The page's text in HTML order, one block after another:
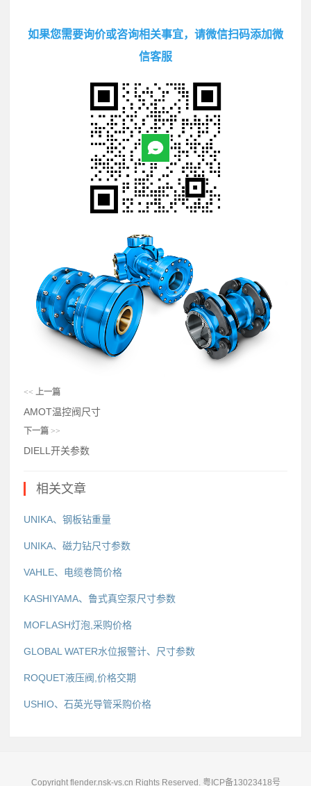
如果您需要询价或咨询相关事宜，请微信扫码添加微
信客服
<< 上一篇
AMOT温控阀尺寸
下一篇 >>
DIELL开关参数
相关文章
UNIKA、钢板钻重量
UNIKA、磁力钻尺寸参数
VAHLE、电缆卷筒价格
KASHIYAMA、鲁式真空泵尺寸参数
MOFLASH灯泡,采购价格
GLOBAL WATER水位报警计、尺寸参数
ROQUET液压阀,价格交期
USHIO、石英光导管采购价格
Copyright flender.nsk-vs.cn Rights Reserved. 粤ICP备13023418号